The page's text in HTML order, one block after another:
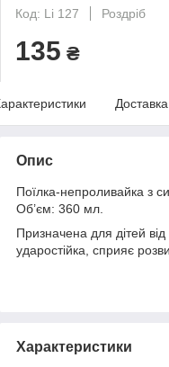
Код: Li 127
Роздріб
135 ₴
Доставка
Опис
Поїлка-непроливайка з
Об’єм: 360 мл.
Призначена для дітей
ударостійка, сприяє
Характеристики